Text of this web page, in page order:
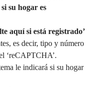
su hogar es
aquí si está registrado’
es decir, tipo y número
‘reCAPTCHA’.
le indicará si su hogar